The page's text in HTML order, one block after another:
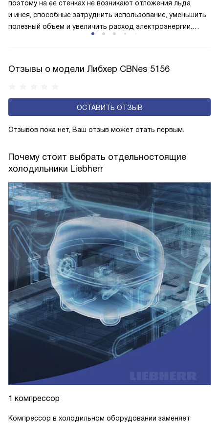
меньше электроэнергии.
поэтому на ее стенках не возникают отложения льда
и инея, способные затруднить использование, уменьшить
полезный объем и увеличить расход электроэнергии.
Отзывы о модели Либхер CBNes 5156
ОСТАВИТЬ ОТЗЫВ
Отзывов пока нет, Ваш отзыв может стать первым.
Почему стоит выбрать отдельностоящие
холодильники Liebherr
1 компрессор
Компрессор в холодильном оборудовании заменяет